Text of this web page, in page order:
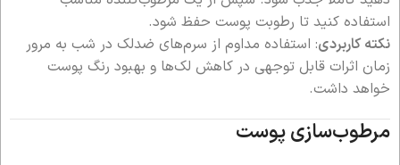
استفاده کنید تا رطوبت پوست حفظ شود.
نکته کاربردی: استفاده مداوم از سرم‌های ضدلک در شب به مرور
زمان اثرات قابل توجهی در کاهش لک‌ها و بهبود رنگ پوست
خواهد داشت.
مرطوب‌سازی پوست